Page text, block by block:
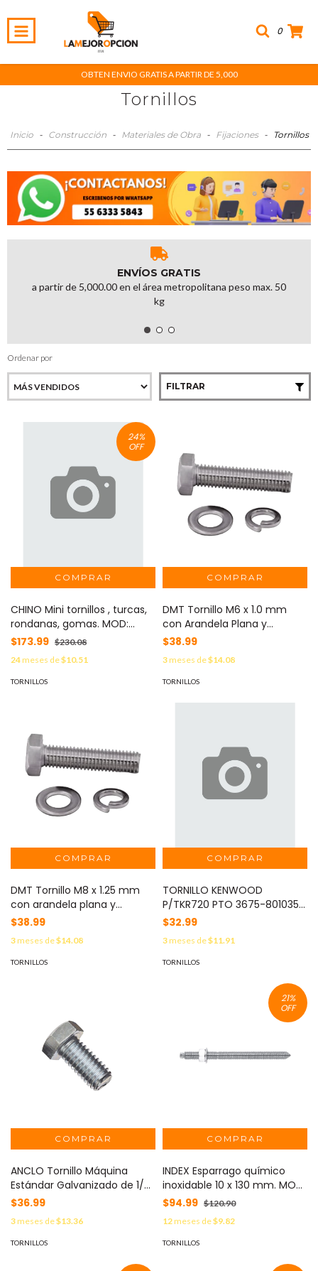
0
OBTEN ENVIO GRATIS A PARTIR DE 5,000
Tornillos
Inicio - Construcción - Materiales de Obra - Fijaciones - Tornillos
ENVÍOS GRATIS
a partir de 5,000.00 en el área metropolitana peso max. 50
kg
Ordenar por
FILTRAR
24%
OFF
CHINO Mini tornillos , turcas,
rondanas, gomas. MOD:
GLASSES & WATCH SCREWS
$173.99 $230.08
24meses de$10.51
TORNILLOS
DMT Tornillo M6 x 1.0 mm
con Arandela Plana y
Arandela de Presión para
baterías de 12 V de 28-80 Ah.
MOD: 9424060124
$38.99
3meses de$14.08
TORNILLOS
DMT Tornillo M8 x 1.25 mm
con arandela plana y
arandela elástica para
baterías de 12 V de 90-250
Ah MOD: 9424080164
$38.99
3meses de$14.08
TORNILLOS
TORNILLO KENWOOD
P/TKR720 PTO 3675-8010351
30/07/2008 MOD:
N87260646
$32.99
3meses de$11.91
TORNILLOS
ANCLO Tornillo Máquina
Estándar Galvanizado de 1/2"
X 1" (121.7 X 25 mm ). MOD:
ANC-TMG12100
$36.99
3meses de$13.36
TORNILLOS
21%
OFF
INDEX Esparrago químico
inoxidable 10 x 130 mm. MOD:
EQA-210-130
$94.99 $120.90
12meses de$9.82
TORNILLOS